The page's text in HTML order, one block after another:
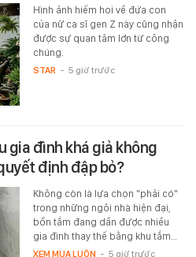
Hình ảnh hiếm hoi về đứa con
của nữ ca sĩ gen Z này cũng nhận
được sự quan tâm lớn từ công
chúng.
STAR - 5 giờ trước
gia đình khá giả không
định đập bỏ?
Không còn là lựa chọn "phải có"
trong những ngôi nhà hiện đại,
bồn tắm đang dần được nhiều
gia đình thay thế bằng khu tắm…
XEM MUA LUÔN - 5 giờ trước